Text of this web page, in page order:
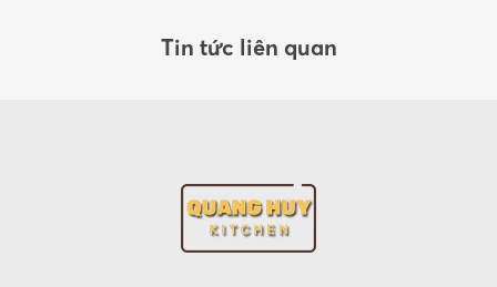
Tin tức liên quan